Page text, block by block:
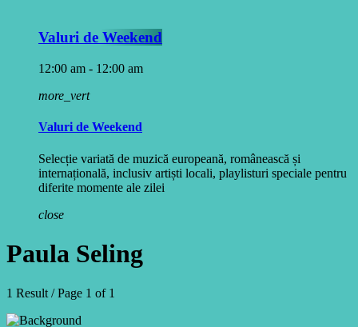
Valuri de Weekend
12:00 am - 12:00 am
more_vert
Valuri de Weekend
Selecție variată de muzică europeană, românească și
internațională, inclusiv artiști locali, playlisturi speciale pentru
diferite momente ale zilei
close
Paula Seling
1 Result / Page 1 of 1